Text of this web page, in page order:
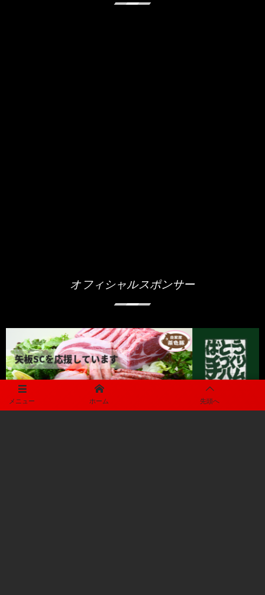
メニュー ホーム 先頭へ
オフィシャルスポンサー